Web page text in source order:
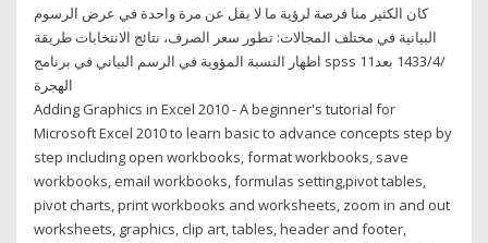
كان الكثير منا فرصة لرؤية ما لا يقل عن مرة واحدة في عرض الرسوم
البيانية في مختلف المجالات: تطور سعر الصرف، نتائج الانتخابات طريقة
اظهار النسبة المؤوية في الرسم البياني في برنامج spss 11‏‏/4‏‏/1433 بعد
الهجرة
Adding Graphics in Excel 2010 - A beginner's tutorial for
Microsoft Excel 2010 to learn basic to advance concepts step by
step including open workbooks, format workbooks, save
workbooks, email workbooks, formulas setting,pivot tables,
pivot charts, print workbooks and worksheets, zoom in and out
worksheets, graphics, clip art, tables, header and footer,